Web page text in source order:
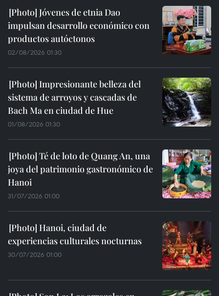
Jóvenes de etnia Dao
impulsan desarrollo económico con
productos autóctonos
02/08/2026 01:30
Impresionante belleza del
sistema de arroyos y cascadas de
Bach Ma en ciudad de Hue
01/08/2026 01:30
Té de loto de Quang An, una
joya del patrimonio gastronómico de
Hanoi
31/07/2026 01:00
Hanoi, ciudad de
experiencias culturales nocturnas
30/07/2026 01:00